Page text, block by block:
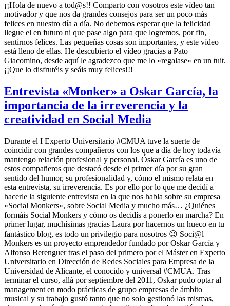
¡¡Hola de nuevo a tod@s!! Comparto con vosotros este vídeo tan
motivador y que nos da grandes consejos para ser un poco más
felices en nuestro día a día. No debemos esperar que la felicidad
llegue el en futuro ni que pase algo para que logremos, por fin,
sentirnos felices. Las pequeñas cosas son importantes, y este vídeo
está lleno de ellas. He descubierto el vídeo gracias a Pato
Giacomino, desde aquí le agradezco que me lo «regalase» en un tuit.
¡¡Que lo disfrutéis y seáis muy felices!!!
Entrevista «Monker» a Oskar García, la
importancia de la irreverencia y la
creatividad en Social Media
Durante el I Experto Universitario #CMUA tuve la suerte de
coincidir con grandes compañeros con los que a día de hoy todavía
mantengo relación profesional y personal. Óskar García es uno de
estos compañeros que destacó desde el primer día por su gran
sentido del humor, su profesionalidad y, cómo el mismo relata en
esta entrevista, su irreverencia. Es por ello por lo que me decidí a
hacerle la siguiente entrevista en la que nos habla sobre su empresa
«Social Monkers», sobre Social Media y mucho más… ¿Quiénes
formáis Social Monkers y cómo os decidís a ponerlo en marcha? En
primer lugar, muchísimas gracias Laura por hacernos un hueco en tu
fantástico blog, es todo un privilegio para nosotros 😉 Soci@l
Monkers es un proyecto emprendedor fundado por Oskar García y
Alfonso Berenguer tras el paso del primero por el Máster en Experto
Universitario en Dirección de Redes Sociales para Empresa de la
Universidad de Alicante, el conocido y universal #CMUA. Tras
terminar el curso, allá por septiembre del 2011, Oskar pudo optar al
management en modo prácticas de grupo empresas de ámbito
musical y su trabajo gustó tanto que no solo gestionó las mismas,